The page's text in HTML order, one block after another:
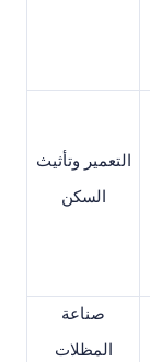
التعمير وتأثيث
السكن
صناعة
المظلات